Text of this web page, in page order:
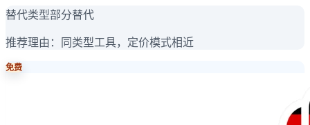
替代类型部分替代
推荐理由： 同类型工具，定价模式相近
免费